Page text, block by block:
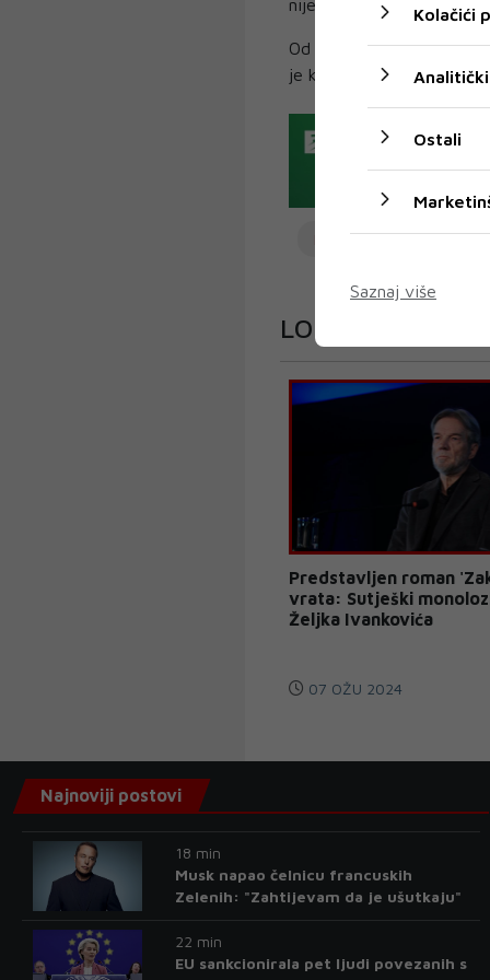
nije bilo kliničke
Od testiranih radnika
je kod dvije medicinske
KORONAVIRUS
LOKALNO
Predstavljen roman
vrata: Sutješki
Željka Ivankovića
07 OŽU 2024
Kolačići
Analitički
Ostali
Saznaj više
Najnoviji postovi
18 min
Musk napao čelnicu francuskih
Zelenih: "Zahtijevam da je ušutkaju"
22 min
EU sankcionirala pet ljudi povezanih s